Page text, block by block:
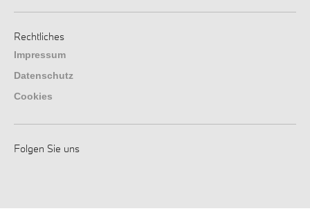
Rechtliches
Impressum
Datenschutz
Cookies
Folgen Sie uns